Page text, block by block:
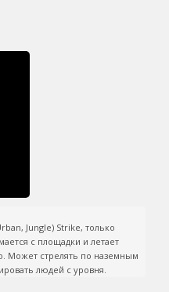
Jungle) Strike, только
с площадки и летает
Может стрелять по наземным
людей с уровня.